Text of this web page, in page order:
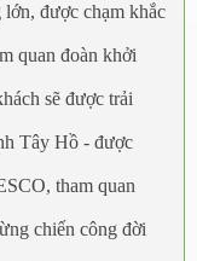
được chạm khắc
quan đoàn khởi
sẽ được trải
Tây Hồ - được
tham quan
chiến công đời